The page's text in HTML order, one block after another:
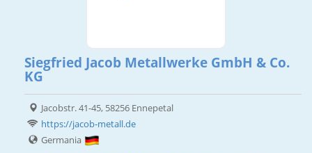
Siegfried Jacob Metallwerke GmbH & Co.
KG
Jacobstr. 41-45, 58256 Ennepetal
https://jacob-metall.de
Germania